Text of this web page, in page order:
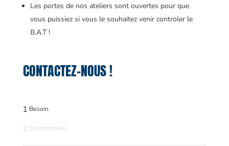
Les portes de nos ateliers sont ouvertes pour que
vous puissiez si vous le souhaitez venir controler le
B.A.T !
CONTACTEZ-NOUS !
1 Besoin
2 Coordonnées